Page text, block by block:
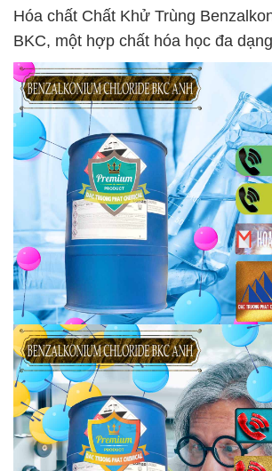
Hóa chất Chất Khử Trùng
BKC, một hợp chất hóa học đa